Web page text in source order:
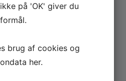
på 'OK' giver du
brug af cookies og
her.